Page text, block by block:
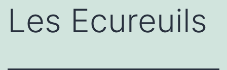
Les Ecureuils